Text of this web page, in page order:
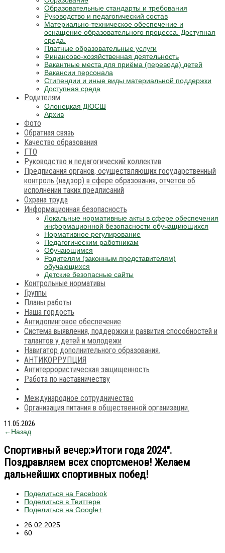
Образовательные стандарты и требования
Руководство и педагогический состав
Материально-техническое обеспечение и
оснащение образовательного процесса. Доступная
среда.
Платные образовательные услуги
Финансово-хозяйственная деятельность
Вакантные места для приёма (перевода) детей
Вакансии персонала
Стипендии и иные виды материальной поддержки
Доступная среда
Родителям
Олонецкая ДЮСШ
Архив
Фото
Обратная связь
Качество образования
ГТО
Руководство и педагогический коллектив
Предписания органов, осуществляющих государственный
контроль (надзор) в сфере образования, отчетов об
исполнении таких предписаний
Охрана труда
Информационная безопасность
Локальные нормативные акты в сфере обеспечения
информационной безопасности обучащиющихся
Нормативное регулирование
Педагогическим работникам
Обучающимся
Родителям (законным представителям)
обучающихся
Детские безопасные сайты
Контрольные нормативы
Группы
Планы работы
Наша гордость
Антидопинговое обеспечение
Система выявления, поддержки и развития способностей и
талантов у детей и молодежи
Навигатор дополнительного образования.
АНТИКОРРУПЦИЯ
Антитеррористическая защищенность
Работа по наставничеству
Международное сотрудничество
Организация питания в общественной организации.
11.05.2026
←Назад
Спортивный вечер:»Итоги года 2024″.
Поздравляем всех спортсменов! Желаем
дальнейших спортивных побед!
Поделиться на Facebook
Поделиться в Твиттере
Поделиться на Google+
26.02.2025
60